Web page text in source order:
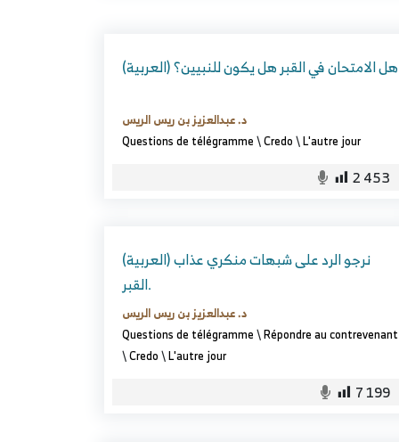
(العربية) هل الامتحان في القبر هل يكون للنبيين؟
د. عبدالعزيز بن ريس الريس
Questions de télégramme\Credo\L'autre jour
2 453
(العربية) نرجو الرد على شبهات منكري عذاب
القبر.
د. عبدالعزيز بن ريس الريس
Questions de télégramme\Répondre au contrevenant
\Credo\L'autre jour
7 199